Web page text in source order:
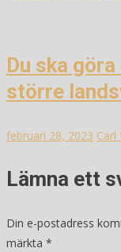
Du ska
större
februari 28, 2023 Carl
Lämna ett
Din e-postadress
märkta *